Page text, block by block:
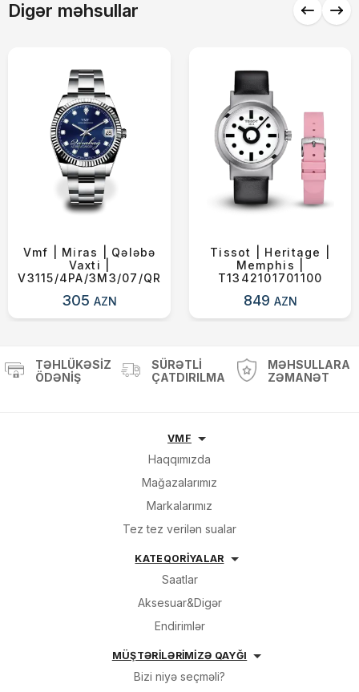
Digər məhsullar
Vmf | Mi̇ras | Qələbə
Vaxti |
V3115/4PA/3M3/07/QR
305AZN
Tissot | Heritage |
Memphis |
T1342101701100
849 AZN
TƏHLÜKƏSIZ
ÖDƏNIŞ
SÜRƏTLI
ÇATDIRILMA
MƏHSULLARA
ZƏMANƏT
VMF
Haqqımızda
Mağazalarımız
Markalarımız
Tez tez verilən sualar
KATEQORİYALAR
Saatlar
Aksesuar&Digər
Endirimlər
MÜŞTƏRİLƏRİMİZƏ QAYĞI
Bizi niyə seçməli?